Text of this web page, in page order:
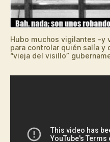
Hubo muchos vigilantes -y
para controlar quién salía y
“vieja del visillo”